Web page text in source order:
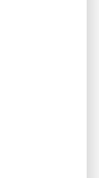
fackligt obunden
och